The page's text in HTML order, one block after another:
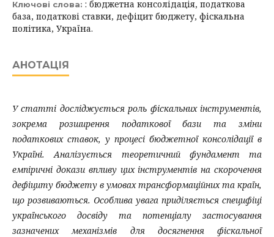
Ключові слова: : бюджетна консолідація, податкова
база, податкові ставки, дефіцит бюджету, фіскальна
політика, Україна.
АНОТАЦІЯ
У статті досліджується роль фіскальних інструментів,
зокрема розширення податкової бази та зміни
податкових ставок, у процесі бюджетної консолідації в
Україні. Аналізується теоретичний фундамент та
емпіричні докази впливу цих інструментів на скорочення
дефіциту бюджету в умовах трансформаційних та країн,
що розвиваються. Особлива увага приділяється специфіці
українського досвіду та потенціалу застосування
зазначених механізмів для досягнення фіскальної